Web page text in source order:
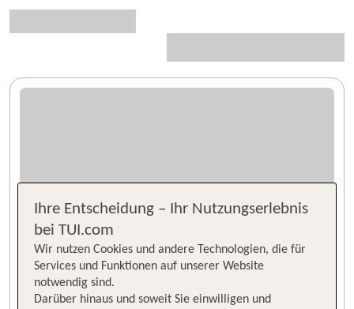
Ihre Entscheidung – Ihr Nutzungserlebnis
bei TUI.com
Wir nutzen Cookies und andere Technologien, die für
Services und Funktionen auf unserer Website
notwendig sind.
Darüber hinaus und soweit Sie einwilligen und